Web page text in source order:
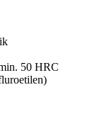
50 HRC